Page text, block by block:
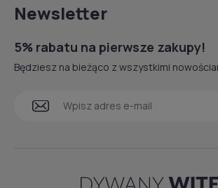
Newsletter
5% rabatu na pierwsze zakupy!
Będziesz na bieżąco z wszystkimi